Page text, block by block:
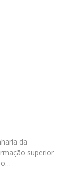
da
superior